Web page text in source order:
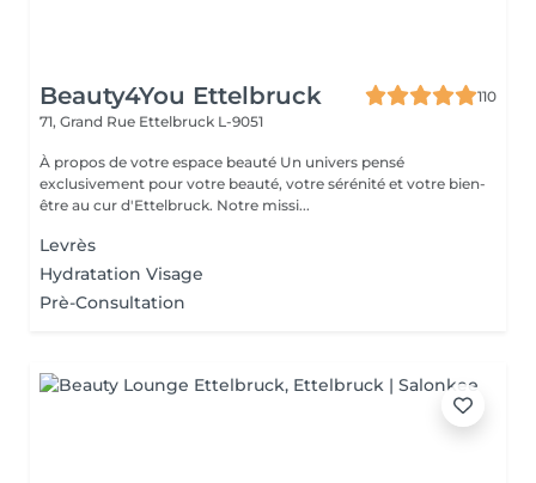
Beauty4You Ettelbruck
110
71, Grand Rue Ettelbruck L-9051
À propos de votre espace beauté Un univers pensé
exclusivement pour votre beauté, votre sérénité et votre bien-
être au cur d'Ettelbruck. Notre missi...
Levrès
Hydratation Visage
Prè-Consultation